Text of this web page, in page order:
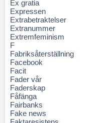
Ex gratia
Expressen
Extrabetraktelser
Extranummer
Extremfeminism
F
Fabriksåterställning
Facebook
Facit
Fader vår
Faderskap
Fåfänga
Fairbanks
Fake news